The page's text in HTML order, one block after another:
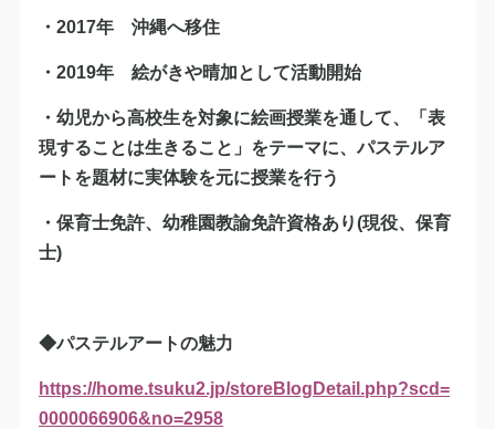
・2017年 沖縄へ移住
・2019年 絵がきや晴加として活動開始
・幼児から高校生を対象に絵画授業を通して、「表
現することは生きること」をテーマに、パステルア
ートを題材に実体験を元に授業を行う
・保育士免許、幼稚園教諭免許資格あり(現役、保育
士)
◆パステルアートの魅力
https://home.tsuku2.jp/storeBlogDetail.php?scd=
0000066906&no=2958